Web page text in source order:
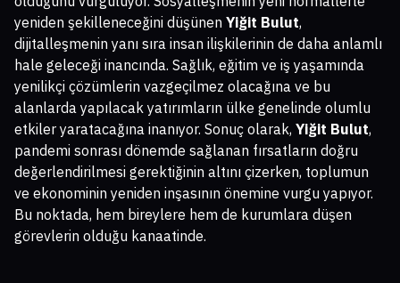
yeniden şekilleneceğini düşünen Yiğit Bulut,
dijitalleşmenin yanı sıra insan ilişkilerinin de daha anlamlı
hale geleceği inancında. Sağlık, eğitim ve iş yaşamında
yenilikçi çözümlerin vazgeçilmez olacağına ve bu
alanlarda yapılacak yatırımların ülke genelinde olumlu
etkiler yaratacağına inanıyor. Sonuç olarak, Yiğit Bulut,
pandemi sonrası dönemde sağlanan fırsatların doğru
değerlendirilmesi gerektiğinin altını çizerken, toplumun
ve ekonominin yeniden inşasının önemine vurgu yapıyor.
Bu noktada, hem bireylere hem de kurumlara düşen
görevlerin olduğu kanaatinde.